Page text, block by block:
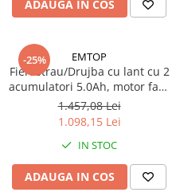
ADAUGA IN COS
-25% EMTOP
Fierastrau/Drujba cu lant cu 2
acumulatori 5.0Ah, motor fara
perii (brushless), 30cm -
ELGA201286, EMTOP
1.457,08 Lei
1.098,15 Lei
IN STOC
ADAUGA IN COS